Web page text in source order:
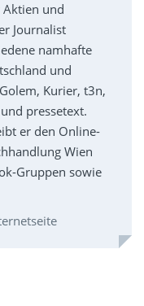
Aktien und
Journalist
namhafte
und
Kurier, t3n,
pressetext.
er den Online-
Wien
Gruppen sowie